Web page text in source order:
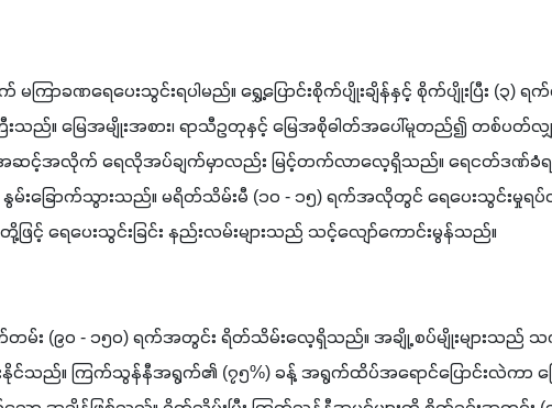
ခဏရေပေးသွင်းရပါမည်။ ရွှေ့ပြောင်းစိုက်ပျိုးချိန်နှင့် စိုက်ပျိုးပြီး (၃) ရက်
ည်။ မြေအမျိုးအစား၊ ရာသီဥတုနှင့် မြေအစိုဓါတ်အပေါ်မူတည်၍ တစ်ပတ်လ
မှုအဆင့်အလိုက် ရေလိုအပ်ချက်မှာလည်း မြင့်တက်လာလေ့ရှိသည်။ ရေငတ်ဒဏ်ခံ
း နွမ်းခြောက်သွားသည်။ မရိတ်သိမ်းမီ (၁၀ - ၁၅) ရက်အလိုတွင် ရေပေးသွင်းမှုရပ်
တို့ဖြင့် ရေပေးသွင်းခြင်း နည်းလမ်းများသည် သင့်လျော်ကောင်းမွန်သည်။
(၉၀ - ၁၅၀) ရက်အတွင်း ရိတ်သိမ်းလေ့ရှိသည်။ အချို့ စပ်မျိုးများသည်
င်သည်။ ကြက်သွန်နီအရွက်၏ (၇၅%) ခန့် အရွက်ထိပ်အရောင်ပြောင်းလဲကာ